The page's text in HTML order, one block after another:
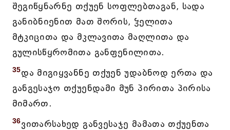
შეგიწყნარნე თქუენ სოფლებთაგან, სადა
განიბნიენით მათ შორის, ჴელითა
მტკიცითა და მკლავითა მაღლითა და
გულისწყრომითა განფენილითა.
35და მიგიყვანნე თქუენ უდაბნოდ ერთა და
განგესაჯო თქუენდამი მუნ პირითა პირისა
მიმართ.
36ვითარსახედ განვესაჯე მამათა თქუენთა